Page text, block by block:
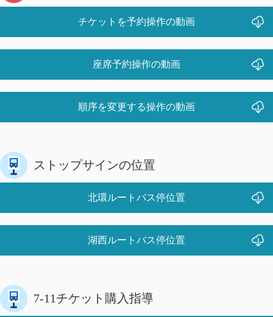
チケットを予約操作の動画
座席予約操作の動画
順序を変更する操作の動画
ストップサインの位置
北環ルートバス停位置
湖西ルートバス停位置
7-11チケット購入指導